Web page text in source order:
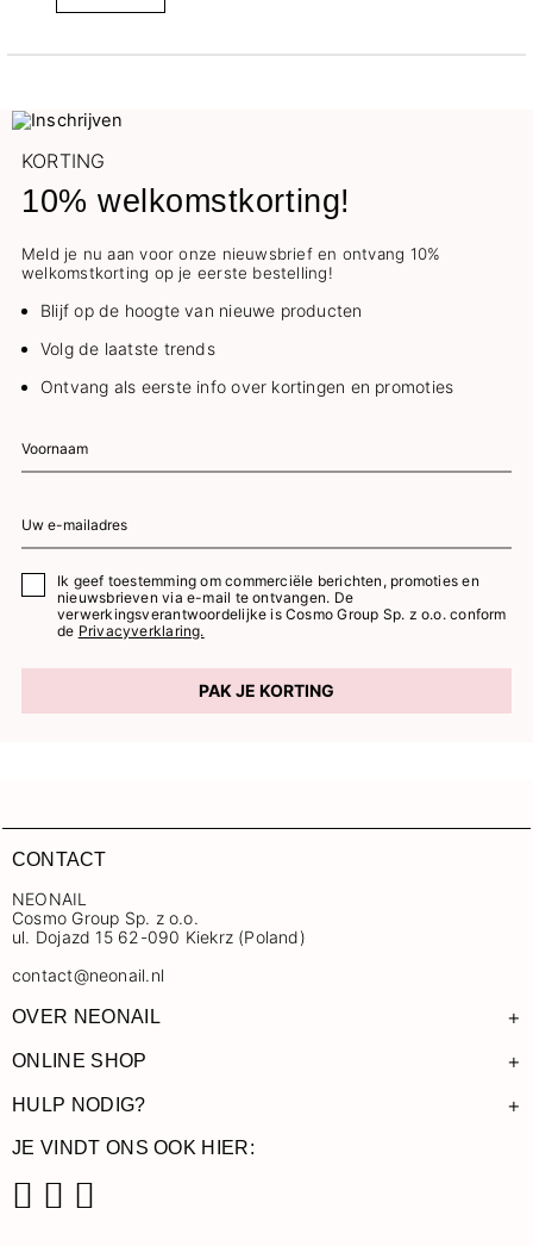
KORTING
10% welkomstkorting!
Meld je nu aan voor onze nieuwsbrief en ontvang 10%
welkomstkorting op je eerste bestelling!
Blijf op de hoogte van nieuwe producten
Volg de laatste trends
Ontvang als eerste info over kortingen en promoties
Ik geef toestemming om commerciële berichten, promoties en
nieuwsbrieven via e-mail te ontvangen. De
verwerkingsverantwoordelijke is Cosmo Group Sp. z o.o. conform
de Privacyverklaring.
PAK JE KORTING
CONTACT
NEONAIL
Cosmo Group Sp. z o.o.
ul. Dojazd 15 62-090 Kiekrz (Poland)
contact@neonail.nl
OVER NEONAIL +
ONLINE SHOP +
HULP NODIG? +
JE VINDT ONS OOK HIER: